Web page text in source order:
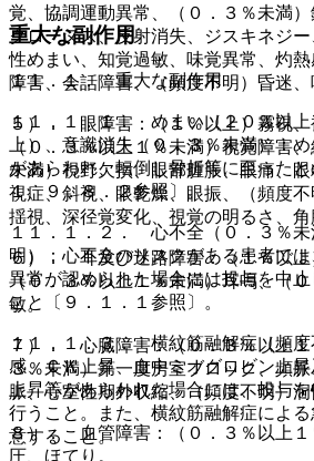
覚、協調運動異常、（０．３％未満
クローヌス、反射消失、ジスキネジ
性めまい、知覚過敏、味覚異常、灼
障害、会話障害、（頻度不明）昏迷、
５）． 眼障害：（１％以上）霧視、
（０．３％以上１％未満）視覚障害
未満）視野欠損、眼部腫脹、眼痛、
視症、斜視、眼乾燥、眼振、（頻度
揺視、深径覚変化、視覚の明るさ、角
６）． 耳及び迷路障害：（１％以上
（０．３％以上１％未満）耳鳴、（
敏。
７）． 心臓障害：（０．３％以上１
３％未満）第一度房室ブロック、頻
脈、心室性期外収縮、（頻度不明）洞
８）． 血管障害：（０．３％以上１
圧、ほてり。
重大な副作用
１１．１． 重大な副作用
１１．１．１． めまい（２０％以上
上）、意識消失（０．３％未満）：
があらわれ、転倒し骨折等に至ったと
１、９．８．２参照〕。
１１．１．２． 心不全（０．３％未
明）：心不全のリスクがある患者では
異常が認められた場合には投与を中
こと〔９．１．１参照〕。
１１．１．３． 横紋筋融解症（頻度
感、ＣＫ上昇、血中ミオグロビン上
上昇等があらわれた場合には、投与
行うこと。また、横紋筋融解症によ
意すること。